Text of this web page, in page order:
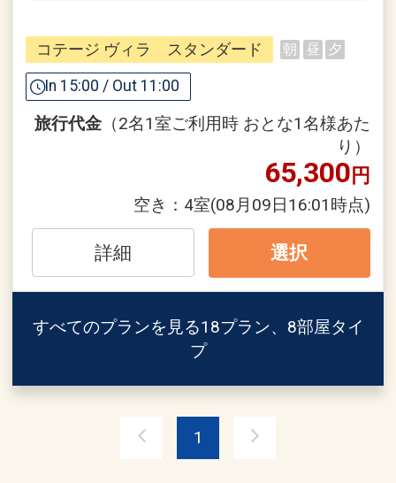
営業時間【スプラッシュパーク】9:00～
18:00（7～8月：～19:00）
【キッズプール】9:00～20:00
※営業時間や内容は予告なく変更となる
プールのご案内
★ビーチサイドプール
フサキビーチに沿って配された、3つの
レイヤーが美しい紺碧色のプール。デッ
ルを片手にリラックスタイム。
営業期間 通年（予定）
[7月1日～10月31日] ナイトプール 20:00
フサキビーチのご案内
★フサキビーチ
リゾートホテルで随一の美しい天然ビー
チ。エメラルドグリーンの海には色とり
どりの熱帯魚が。
[夏季] 3月1日～10月31日 9:00～
17:30（6～9月：～18:30）
[冬季] 11月～2月末 9:00～17:00
※マリンメニュー：冬季は前日までのご
予約
※営業時間や内容は予告なく変更となる
スプラッシュパーク（キッズ向け水遊び
エリア）のご案内
★スプラッシュパーク
コテージ ヴィラ スタンダード 朝 昼 夕
In 15:00 / Out 11:00
旅行代金 （2名1室ご利用時 おとな1名様あた
り）
65,300円
空き： 4室(08月09日16:01時点)
詳細 選択
すべてのプランを見る18プラン、8部屋タイ
プ
1